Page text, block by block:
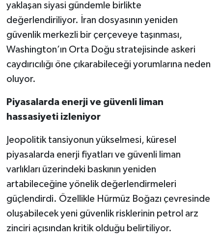
yaklaşan siyasi gündemle birlikte
değerlendiriliyor. İran dosyasının yeniden
güvenlik merkezli bir çerçeveye taşınması,
Washington’ın Orta Doğu stratejisinde askeri
caydırıcılığı öne çıkarabileceği yorumlarına neden
oluyor.
Piyasalarda enerji ve güvenli liman
hassasiyeti izleniyor
Jeopolitik tansiyonun yükselmesi, küresel
piyasalarda enerji fiyatları ve güvenli liman
varlıkları üzerindeki baskının yeniden
artabileceğine yönelik değerlendirmeleri
güçlendirdi. Özellikle Hürmüz Boğazı çevresinde
oluşabilecek yeni güvenlik risklerinin petrol arz
zinciri açısından kritik olduğu belirtiliyor.